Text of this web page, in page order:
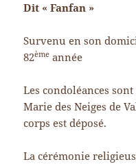
Dit « Fanfan »
Survenu en son
82ème année
Les condoléances
Marie des Neiges de
corps est déposé.
La cérémonie